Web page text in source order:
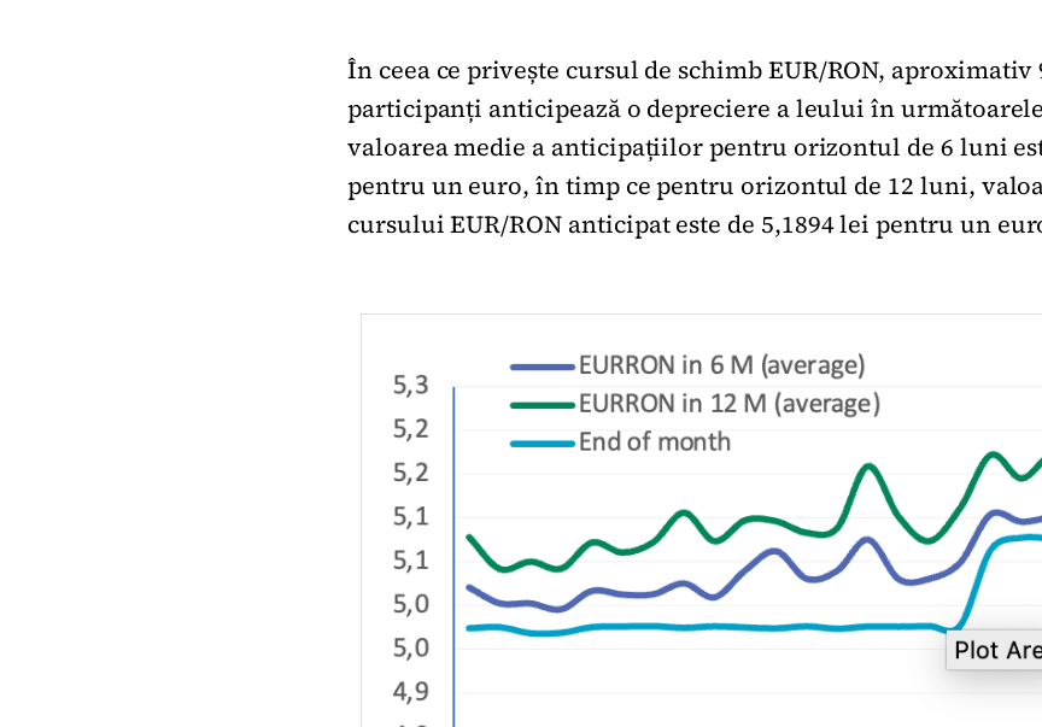
În ceea ce privește cursul de schimb EUR/RON, aproximativ
participanți anticipează o depreciere a leului în
valoarea medie a anticipațiilor pentru orizontul de 6 luni
pentru un euro, în timp ce pentru orizontul de 12 luni,
cursului EUR/RON anticipat este de 5,1894 lei pentru un